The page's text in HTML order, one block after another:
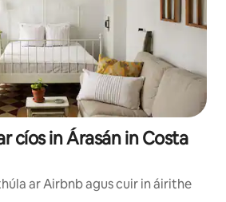
cíos in Árasán in Costa
ar Airbnb agus cuir in áirithe